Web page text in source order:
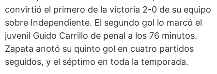
convirtió el primero de la victoria 2-0 de su equipo
sobre Independiente. El segundo gol lo marcó el
juvenil Guido Carrillo de penal a los 76 minutos.
Zapata anotó su quinto gol en cuatro partidos
seguidos, y el séptimo en toda la temporada.